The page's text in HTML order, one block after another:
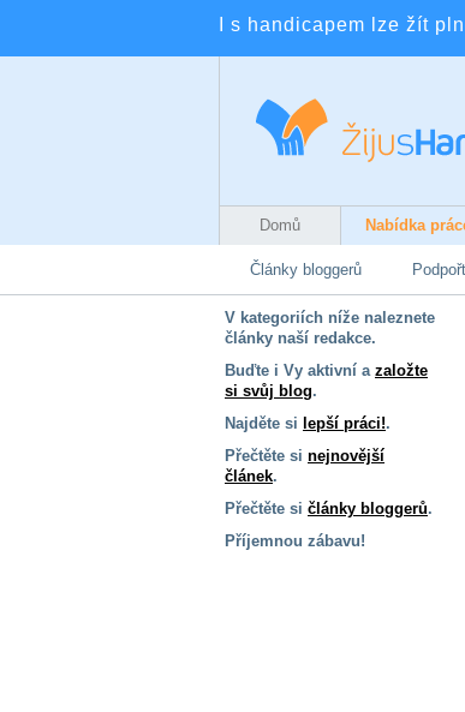
I s handicapem lze žít
Domů Nabídka
Články bloggerů
V kategoriích níže naleznete
články naší redakce.
Buďte i Vy aktivní a založte
si svůj blog.
Najděte si lepší práci!.
Přečtěte si nejnovější
článek.
Přečtěte si články bloggerů.
Příjemnou zábavu!